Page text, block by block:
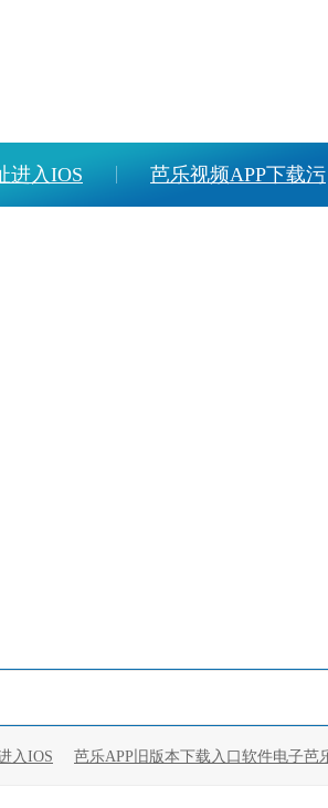
进入IOS 芭乐视频APP下载污
入IOS 芭乐APP旧版本下载入口软件电子芭